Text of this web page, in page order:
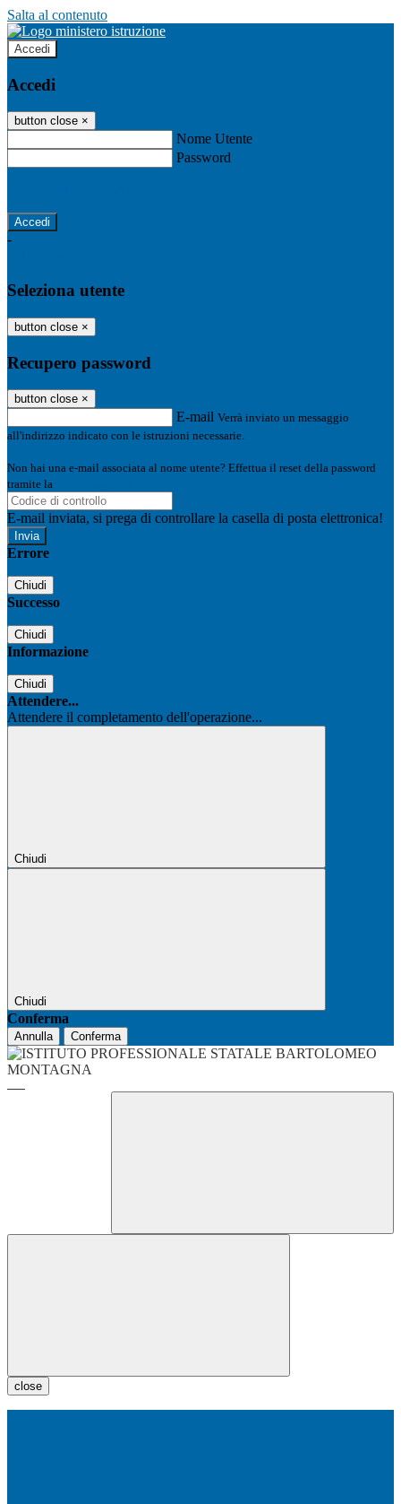
Salta al contenuto
Accedi
Accedi
button close ×
Nome Utente
Password
-
Seleziona utente
button close ×
Recupero password
button close ×
E-mail Verrà inviato un messaggio
all'indirizzo indicato con le istruzioni necessarie.
Non hai una e-mail associata al nome utente? Effettua il reset della password
tramite la
E-mail inviata, si prega di controllare la casella di posta elettronica!
Errore
Chiudi
Successo
Chiudi
Informazione
Chiudi
Attendere...
Attendere il completamento dell'operazione...
Chiudi
Chiudi
Conferma
Annulla Conferma
close